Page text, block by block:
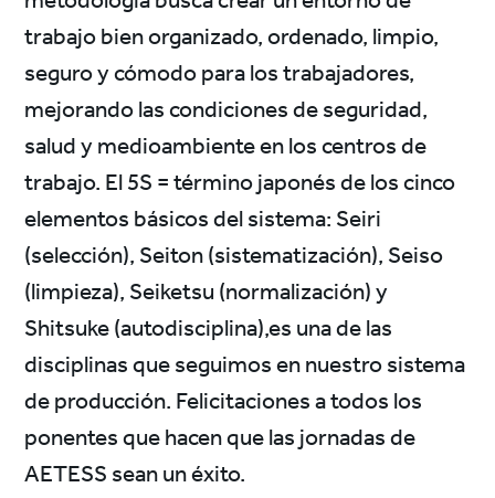
trabajo bien organizado, ordenado, limpio,
seguro y cómodo para los trabajadores,
mejorando las condiciones de seguridad,
salud y medioambiente en los centros de
trabajo. El 5S = término japonés de los cinco
elementos básicos del sistema: Seiri
(selección), Seiton (sistematización), Seiso
(limpieza), Seiketsu (normalización) y
Shitsuke (autodisciplina),es una de las
disciplinas que seguimos en nuestro sistema
de producción. Felicitaciones a todos los
ponentes que hacen que las jornadas de
AETESS sean un éxito.